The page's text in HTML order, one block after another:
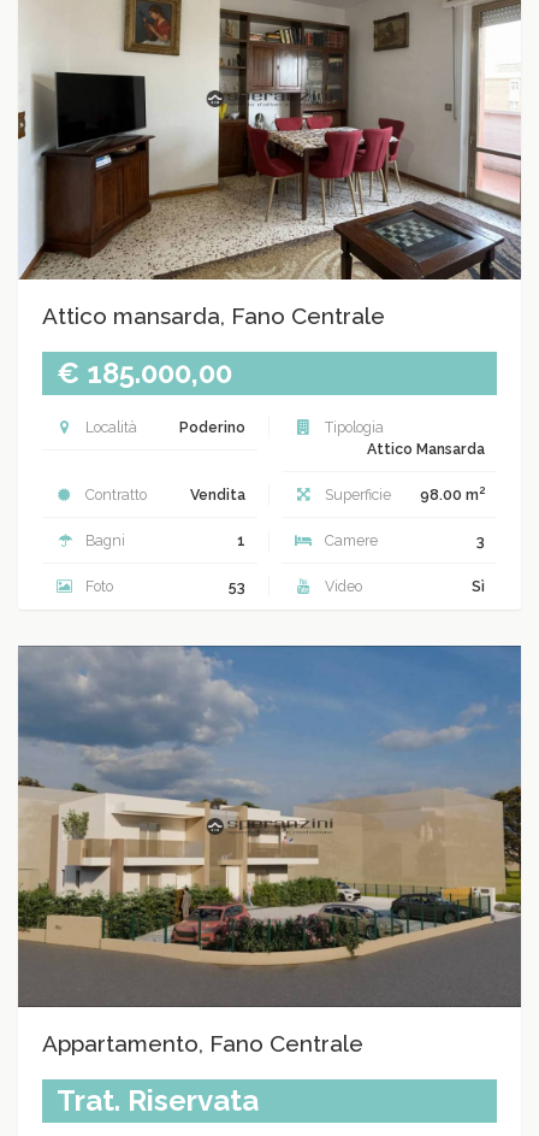
Attico mansarda, Fano Centrale
€ 185.000,00
Località Poderino
Tipologia
Attico Mansarda
Contratto Vendita Superficie 98.00 m2
Bagni 1 Camere 3
Foto 53 Video Sì
Appartamento, Fano Centrale
Trat. Riservata